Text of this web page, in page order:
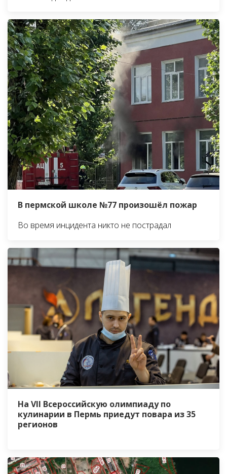
В пермской школе №77 произошёл пожар
Во время инцидента никто не пострадал
На VII Всероссийскую олимпиаду по
кулинарии в Пермь приедут повара из 35
регионов